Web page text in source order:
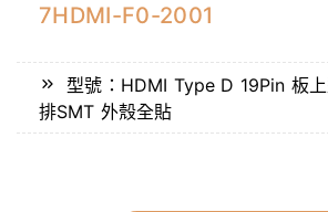
7HDMI-F0-2001
型號：HDMI Type D 19Pin 板
排SMT 外殼全貼